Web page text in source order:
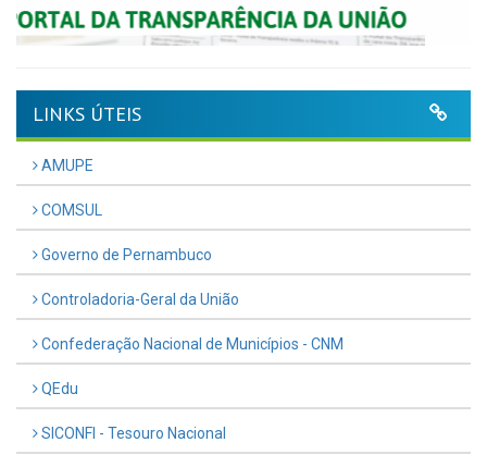
LINKS ÚTEIS
AMUPE
COMSUL
Governo de Pernambuco
Controladoria-Geral da União
Confederação Nacional de Municípios - CNM
QEdu
SICONFI - Tesouro Nacional